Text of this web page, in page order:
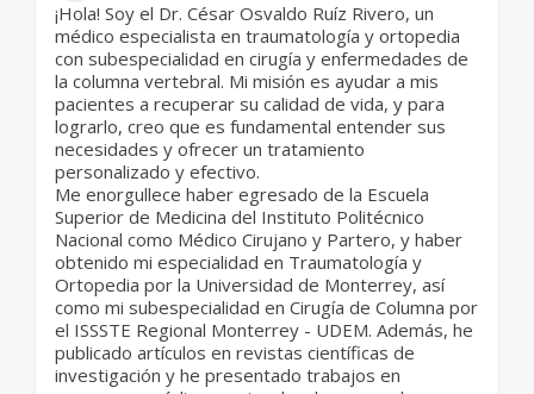
¡Hola! Soy el Dr. César Osvaldo Ruíz Rivero, un
médico especialista en traumatología y ortopedia
con subespecialidad en cirugía y enfermedades de
la columna vertebral. Mi misión es ayudar a mis
pacientes a recuperar su calidad de vida, y para
lograrlo, creo que es fundamental entender sus
necesidades y ofrecer un tratamiento
personalizado y efectivo.
Me enorgullece haber egresado de la Escuela
Superior de Medicina del Instituto Politécnico
Nacional como Médico Cirujano y Partero, y haber
obtenido mi especialidad en Traumatología y
Ortopedia por la Universidad de Monterrey, así
como mi subespecialidad en Cirugía de Columna por
el ISSSTE Regional Monterrey - UDEM. Además, he
publicado artículos en revistas científicas de
investigación y he presentado trabajos en